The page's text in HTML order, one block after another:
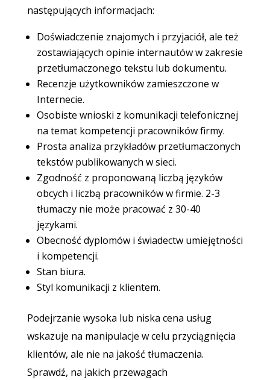
następujących informacjach:
Doświadczenie znajomych i przyjaciół, ale też
zostawiających opinie internautów w zakresie
przetłumaczonego tekstu lub dokumentu.
Recenzje użytkowników zamieszczone w
Internecie.
Osobiste wnioski z komunikacji telefonicznej
na temat kompetencji pracowników firmy.
Prosta analiza przykładów przetłumaczonych
tekstów publikowanych w sieci.
Zgodność z proponowaną liczbą języków
obcych i liczbą pracowników w firmie. 2-3
tłumaczy nie może pracować z 30-40
językami.
Obecność dyplomów i świadectw umiejętności
i kompetencji.
Stan biura.
Styl komunikacji z klientem.
Podejrzanie wysoka lub niska cena usług
wskazuje na manipulacje w celu przyciągnięcia
klientów, ale nie na jakość tłumaczenia.
Sprawdź, na jakich przewagach